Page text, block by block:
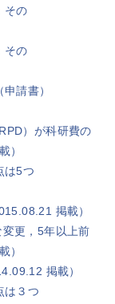
その
その
請書）
）が科研費の
）
は5つ
掲載）
更，5年以上前
）
掲載）
は３つ